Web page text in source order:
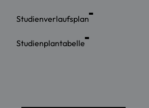
Studienverlaufsplan
Studienplantabelle